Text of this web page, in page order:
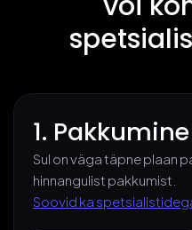
1. Pakkumine
Sul on väga täpne plaan
hinnangulist pakkumist.
Soovid ka